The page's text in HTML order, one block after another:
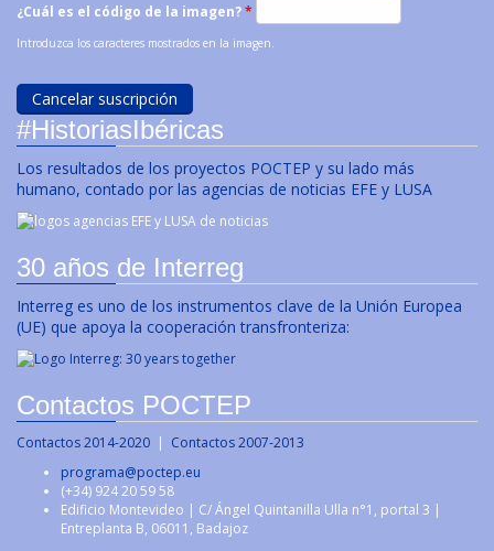
¿Cuál es el código de la imagen?*
Introduzca los caracteres mostrados en la imagen.
#HistoriasIbéricas
Los resultados de los proyectos POCTEP y su lado más
humano, contado por las agencias de noticias EFE y LUSA
30 años de Interreg
Interreg es uno de los instrumentos clave de la Unión Europea
(UE) que apoya la cooperación transfronteriza:
Contactos POCTEP
Contactos 2014-2020 | Contactos 2007-2013
programa@poctep.eu
(+34) 924 20 59 58
Edificio Montevideo | C/ Ángel Quintanilla Ulla n°1, portal 3 |
Entreplanta B, 06011, Badajoz